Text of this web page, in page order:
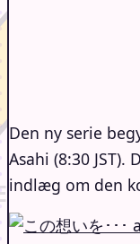
Den ny serie
Asahi (8:30
indlæg om den